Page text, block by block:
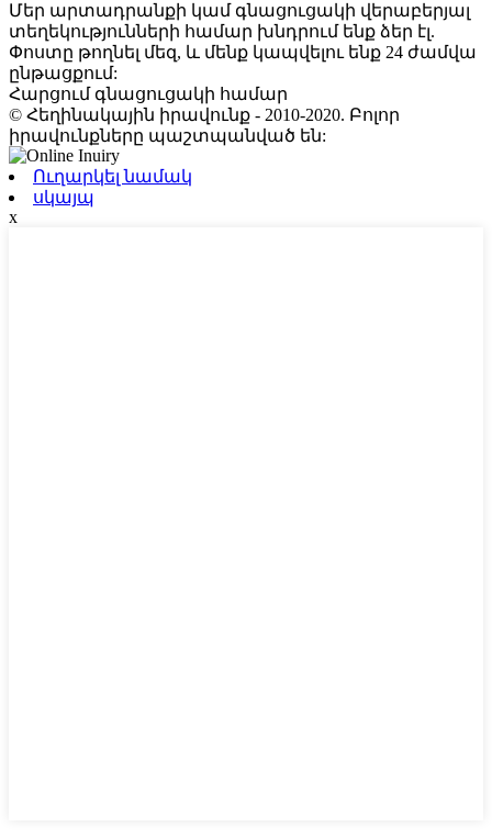
Մեր արտադրանքի կամ գնացուցակի վերաբերյալ
տեղեկությունների համար խնդրում ենք ձեր էլ.
Փոստը թողնել մեզ, և մենք կապվելու ենք 24 ժամվա
ընթացքում:
Հարցում գնացուցակի համար
© Հեղինակային իրավունք - 2010-2020. Բոլոր
իրավունքները պաշտպանված են:
Ուղարկել նամակ
սկայպ
x